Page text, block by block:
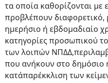
τα οποία καθορίζονται με
προβλέπουν διαφορετικό,
ημερήσιο ή εβδομαδιαίο
κατηγορίες προσωπικού
των λοιπών
που ανήκουν στο δημόσιο
κατάπαρέκκλιση των